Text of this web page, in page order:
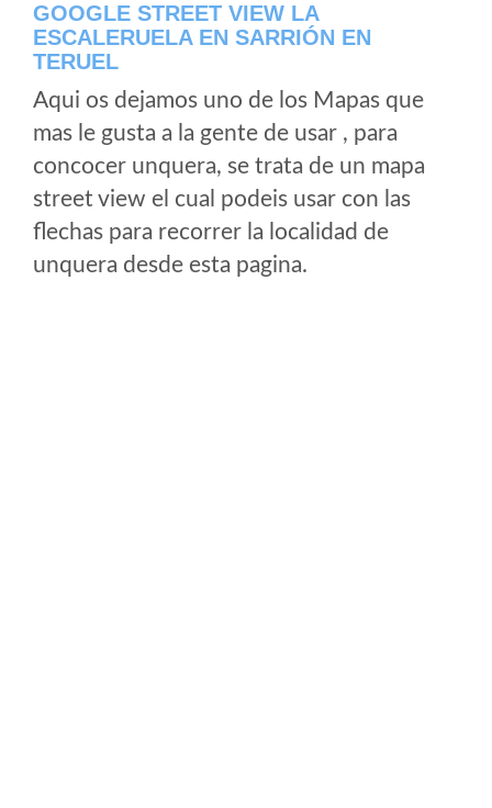
GOOGLE STREET VIEW LA
ESCALERUELA EN SARRIÓN EN
TERUEL
Aqui os dejamos uno de los Mapas que
mas le gusta a la gente de usar , para
concocer unquera, se trata de un mapa
street view el cual podeis usar con las
flechas para recorrer la localidad de
unquera desde esta pagina.